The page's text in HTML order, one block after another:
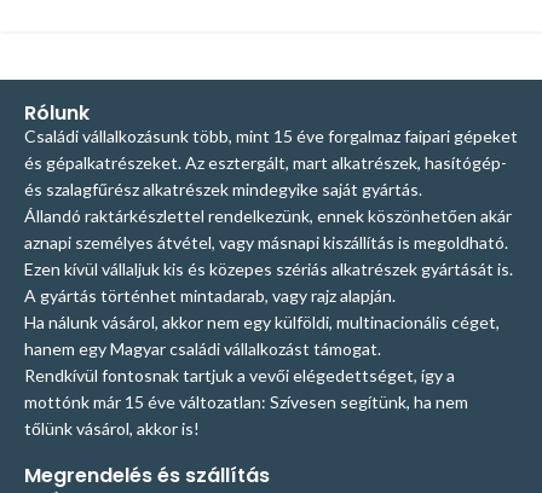
Rólunk
Családi vállalkozásunk több, mint 15 éve forgalmaz faipari gépeket
és gépalkatrészeket. Az esztergált, mart alkatrészek, hasítógép-
és szalagfűrész alkatrészek mindegyike saját gyártás.
Állandó raktárkészlettel rendelkezünk, ennek köszönhetően akár
aznapi személyes átvétel, vagy másnapi kiszállítás is megoldható.
Ezen kívül vállaljuk kis és közepes szériás alkatrészek gyártását is.
A gyártás történhet mintadarab, vagy rajz alapján.
Ha nálunk vásárol, akkor nem egy külföldi, multinacionális céget,
hanem egy Magyar családi vállalkozást támogat.
Rendkívül fontosnak tartjuk a vevői elégedettséget, így a
mottónk már 15 éve változatlan: Szívesen segítünk, ha nem
tőlünk vásárol, akkor is!
Megrendelés és szállítás